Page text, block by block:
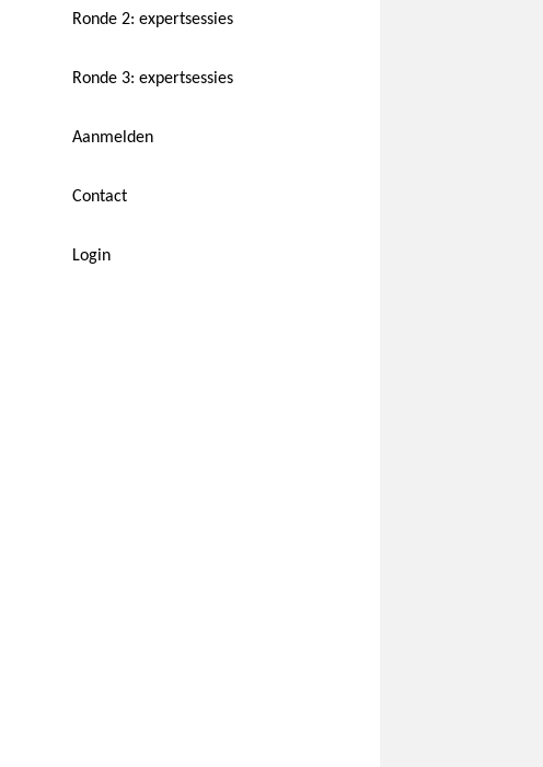
Ronde 2: expertsessies
Ronde 3: expertsessies
Aanmelden
Contact
Login